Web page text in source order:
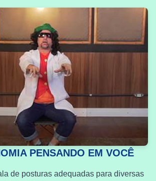
PENSANDO EM VOCÊ
de posturas adequadas para diversas